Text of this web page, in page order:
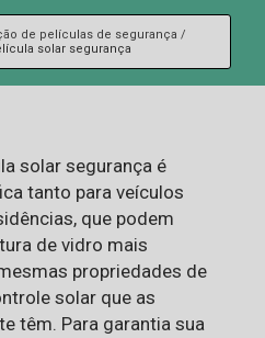
de películas de segurança
solar segurança
solar segurança é
tanto para veículos
que podem
de vidro mais
propriedades de
solar que as
têm. Para garantia sua